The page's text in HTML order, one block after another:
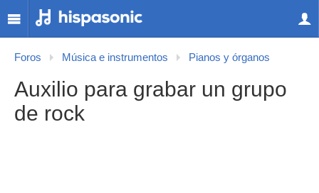
Foros Música e instrumentos Pianos y órganos
Auxilio para grabar un grupo
de rock